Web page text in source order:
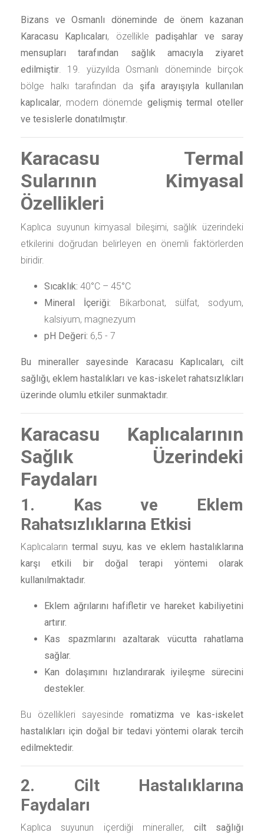
Bizans ve Osmanlı döneminde de önem kazanan
Karacasu Kaplıcaları, özelliklepadişahlar ve saray
mensupları tarafından sağlık amacıyla ziyaret
edilmiştir. 19. yüzyılda Osmanlı döneminde birçok
bölge halkı tarafından da şifa arayışıyla kullanılan
kaplıcalar, modern dönemde gelişmiş termal oteller
ve tesislerle donatılmıştır.
Karacasu Termal
Sularının Kimyasal
Özellikleri
Kaplıca suyunun kimyasal bileşimi, sağlık üzerindeki
etkilerini doğrudan belirleyen en önemli faktörlerden
biridir.
Sıcaklık: 40°C – 45°C
Mineral İçeriği: Bikarbonat, sülfat, sodyum,
kalsiyum, magnezyum
pH Değeri: 6,5 - 7
Bu mineraller sayesinde Karacasu Kaplıcaları, cilt
sağlığı, eklem hastalıkları ve kas-iskelet rahatsızlıkları
üzerinde olumlu etkiler sunmaktadır.
Karacasu Kaplıcalarının
Sağlık Üzerindeki
Faydaları
1. Kas ve Eklem
Rahatsızlıklarına Etkisi
Kaplıcaların termal suyu, kas ve eklem hastalıklarına
karşı etkili bir doğal terapi yöntemi olarak
kullanılmaktadır.
Eklem ağrılarını hafifletir ve hareket kabiliyetini
artırır.
Kas spazmlarını azaltarak vücutta rahatlama
sağlar.
Kan dolaşımını hızlandırarak iyileşme sürecini
destekler.
Bu özellikleri sayesinde romatizma ve kas-iskelet
hastalıkları için doğal bir tedavi yöntemi olarak tercih
edilmektedir.
2. Cilt Hastalıklarına
Faydaları
Kaplıca suyunun içerdiği mineraller, cilt sağlığı